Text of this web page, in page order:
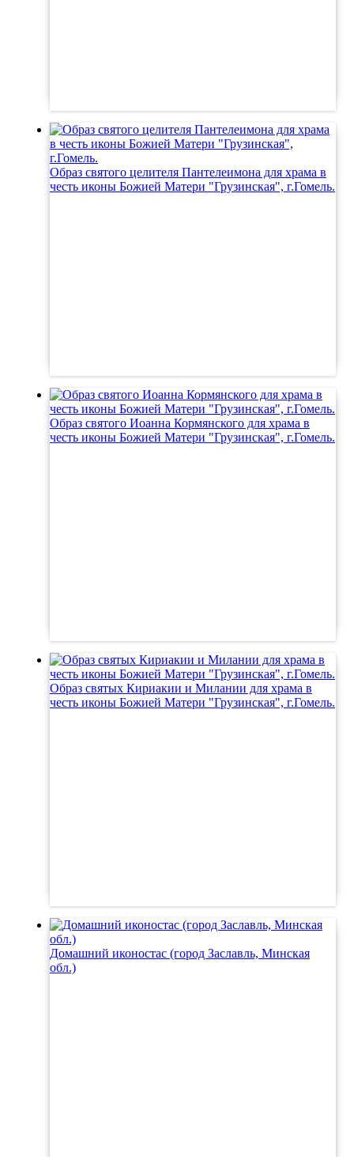
Образ святого целителя Пантелеимона для храма в
честь иконы Божией Матери "Грузинская", г.Гомель.
Образ святого Иоанна Кормянского для храма в
честь иконы Божией Матери "Грузинская", г.Гомель.
Образ святых Кириакии и Милании для храма в
честь иконы Божией Матери "Грузинская", г.Гомель.
Домашний иконостас (город Заславль, Минская
обл.)